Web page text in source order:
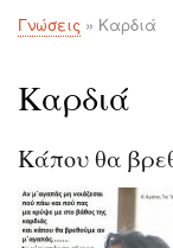
Γνώσεις
Αποφθέγματα
Breadcrumb
Γνώσεις Καρδιά
Καρδιά
Κάπου θα